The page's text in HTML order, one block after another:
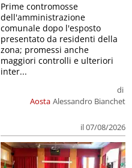
Aosta
di
Alessandro Bianchet
il 07/08/2026
Prime contromosse
dell'amministrazione
comunale dopo l'esposto
presentato da residenti della
zona; promessi anche
maggiori controlli e ulteriori
inter...